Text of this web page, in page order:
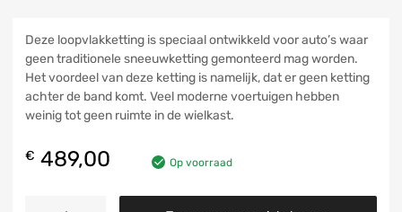
Deze loopvlakketting is speciaal ontwikkeld voor auto’s waar
geen traditionele sneeuwketting gemonteerd mag worden.
Het voordeel van deze ketting is namelijk, dat er geen ketting
achter de band komt. Veel moderne voertuigen hebben
weinig tot geen ruimte in de wielkast.
€ 489,00 Op voorraad